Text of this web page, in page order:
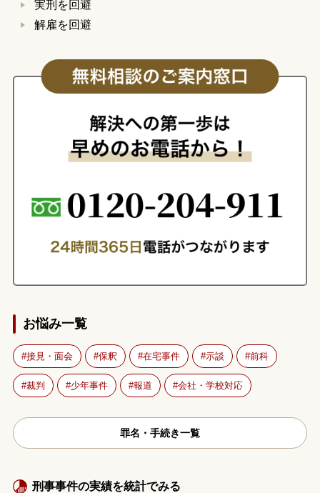
実刑を回避
解雇を回避
お悩み一覧
接見・面会 保釈 在宅事件 示談 前科
裁判 少年事件 報道 会社・学校対応
罪名・手続き一覧
刑事事件の実績を統計でみる